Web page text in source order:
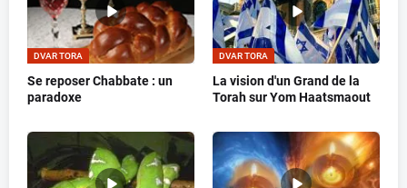
DVAR TORA
Se reposer Chabbate : un
paradoxe
DVAR TORA
La vision d'un Grand de la
Torah sur Yom Haatsmaout